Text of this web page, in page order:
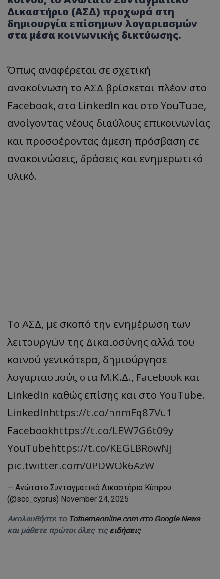
Δικαστήριο (ΑΣΔ) προχωρά στη
δημιουργία επίσημων λογαριασμών
στα μέσα κοινωνικής δικτύωσης.
Όπως αναφέρεται σε σχετική
ανακοίνωση το ΑΣΔ βρίσκεται πλέον στο
Facebook, στο LinkedIn και στο YouTube,
ανοίγοντας νέους διαύλους επικοινωνίας
και προσφέροντας άμεση πρόσβαση σε
ανακοινώσεις, δράσεις και ενημερωτικό
υλικό.
Το ΑΣΔ, με σκοπό την ενημέρωση των
λειτουργών της Δικαιοσύνης αλλά του
κοινού γενικότερα, δημιούργησε
λογαριασμούς στα Μ.Κ.Δ., Facebook και
LinkedIn καθώς επίσης και στο YouTube.
LinkedInhttps://t.co/nnmFq87Vu1
Facebookhttps://t.co/LEW7G6t09y
YouTubehttps://t.co/KEGLBRowNj
pic.twitter.com/0PDWOk6AzW
— Ανώτατο Συνταγματικό Δικαστήριο Κύπρου
(@scc_cyprus) November 24, 2025
Ακολουθήστε το Tothemaonline.com στο Google News
και μάθετε πρώτοι όλες τις ειδήσεις